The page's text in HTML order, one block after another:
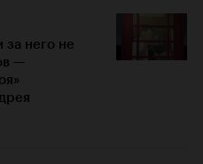
него не
—